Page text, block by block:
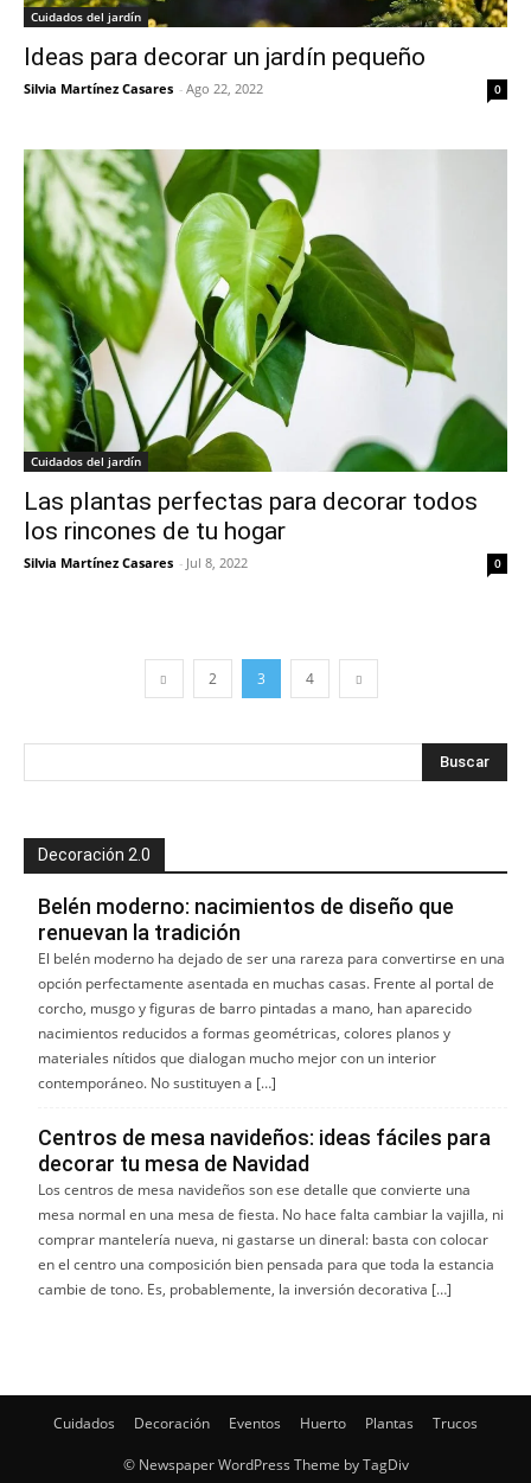
Cuidados del jardín
Ideas para decorar un jardín pequeño
Silvia Martínez Casares - Ago 22, 2022 0
Cuidados del jardín
Las plantas perfectas para decorar todos
los rincones de tu hogar
Silvia Martínez Casares - Jul 8, 2022 0
2 3 4
Decoración 2.0
Belén moderno: nacimientos de diseño que
renuevan la tradición
El belén moderno ha dejado de ser una rareza para convertirse en una
opción perfectamente asentada en muchas casas. Frente al portal de
corcho, musgo y figuras de barro pintadas a mano, han aparecido
nacimientos reducidos a formas geométricas, colores planos y
materiales nítidos que dialogan mucho mejor con un interior
contemporáneo. No sustituyen a […]
Centros de mesa navideños: ideas fáciles para
decorar tu mesa de Navidad
Los centros de mesa navideños son ese detalle que convierte una
mesa normal en una mesa de fiesta. No hace falta cambiar la vajilla, ni
comprar mantelería nueva, ni gastarse un dineral: basta con colocar
en el centro una composición bien pensada para que toda la estancia
cambie de tono. Es, probablemente, la inversión decorativa […]
Cuidados Decoración Eventos Huerto Plantas Trucos
© Newspaper WordPress Theme by TagDiv